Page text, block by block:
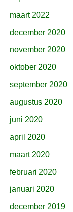
maart 2022
december 2020
november 2020
oktober 2020
september 2020
augustus 2020
juni 2020
april 2020
maart 2020
februari 2020
januari 2020
december 2019